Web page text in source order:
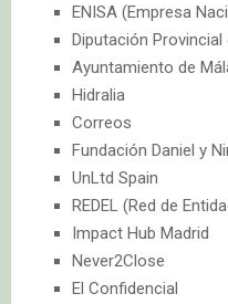
ENISA (Empresa
Diputación Provincial
Ayuntamiento de
Hidralia
Correos
Fundación Daniel y
UnLtd Spain
REDEL (Red de
Impact Hub Madrid
Never2Close
El Confidencial